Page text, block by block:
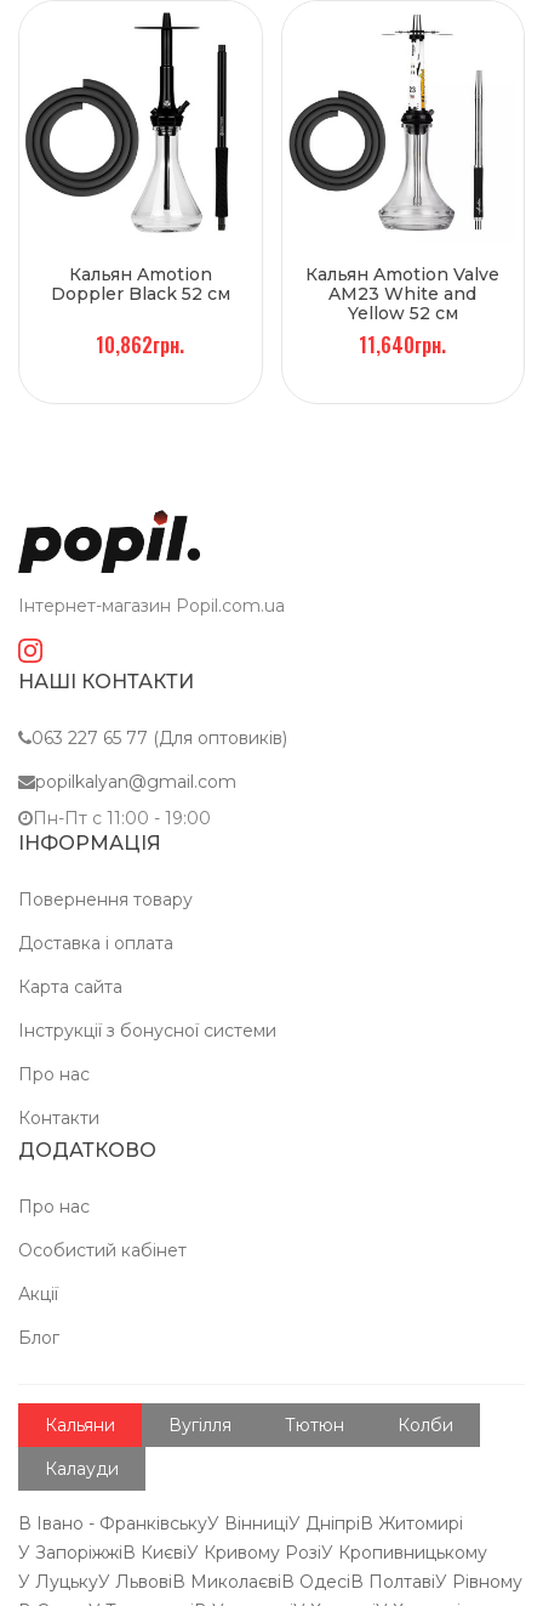
Кальян Amotion
Doppler Black 52 см
10,862грн.
Кальян Amotion Valve
AM23 White and
Yellow 52 см
11,640грн.
Інтернет-магазин Popil.com.ua
НАШІ КОНТАКТИ
063 227 65 77 (Для оптовиків)
popilkalyan@gmail.com
Пн-Пт c 11:00 - 19:00
ІНФОРМАЦІЯ
Повернення товару
Доставка і оплата
Карта сайта
Інструкції з бонусної системи
Про нас
Контакти
ДОДАТКОВО
Про нас
Особистий кабінет
Акції
Блог
Кальяни Вугілля Тютюн
Колби
Калауди
В Івано - ФранківськуУ ВінниціУ Дніпрі В Житомирі
У Запоріжжі В КиєвіУ Кривому РозіУ Кропивницькому
У ЛуцькуУ Львові В Миколаєві В Одесі В ПолтавіУ Рівному